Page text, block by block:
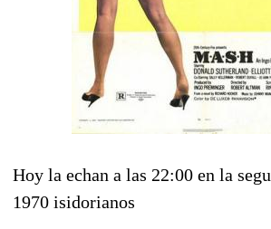
Hoy la echan a las 22:00 en la
1970 isidorianos